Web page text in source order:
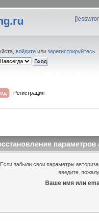
[
войдите или зарегистрируйтесь
Регистрация
параметров
Если забыли свои параметры
введите,
Ваше имя или